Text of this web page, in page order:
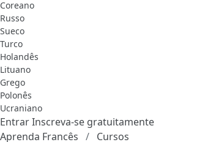
Coreano
Russo
Sueco
Turco
Holandês
Lituano
Grego
Polonês
Ucraniano
EntrarInscreva-se gratuitamente
Aprenda Francês
Cursos